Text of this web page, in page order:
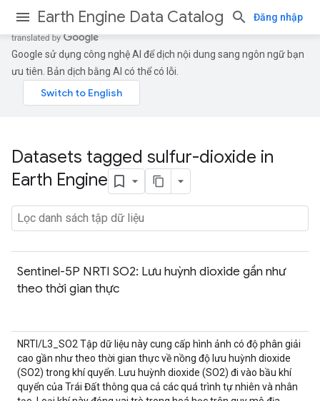
Earth Engine Data Catalog Đăng nhập
Google sử dụng công nghệ AI để dịch nội dung sang ngôn ngữ bạn
ưu tiên. Bản dịch bằng AI có thể có lỗi.
Datasets tagged sulfur-dioxide in
Earth Engine
Sentinel-5P NRTI SO2: Lưu huỳnh dioxide gần như
theo thời gian thực
NRTI/L3_SO2 Tập dữ liệu này cung cấp hình ảnh có độ phân giải
cao gần như theo thời gian thực về nồng độ lưu huỳnh dioxide
(SO2) trong khí quyển. Lưu huỳnh dioxide (SO2) đi vào bầu khí
quyển của Trái Đất thông qua cả các quá trình tự nhiên và nhân